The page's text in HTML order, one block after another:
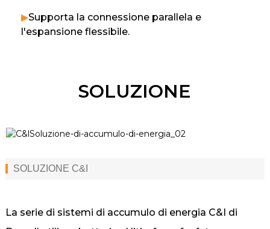
▶Supporta la connessione parallela e
l'espansione flessibile.
SOLUZIONE
SOLUZIONE C&I
La serie di sistemi di accumulo di energia C&I di